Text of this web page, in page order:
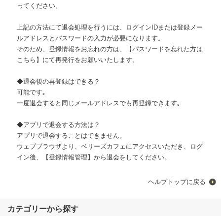
ってください。
上記の方法にて退会処理を行うには、ログインIDまたは登録メー
ルアドレスとパスワードの入力が必要になります。
そのため、登録情報をお忘れの方は、【パスワードを忘れた方は
こちら】にて再発行をお願いいたします。
◆退会後の再登録はできる？
可能です｡
一度退会すると同じメールアドレスでも再登録できます｡
◆アプリで退会する方法は？
アプリで退会することはできません。
ウェブブラウザより、ベリーズカフェにアクセスいただき、ログ
イン後、【登録情報管理】から退会をしてください。
ヘルプトップに戻る
カテゴリーから探す